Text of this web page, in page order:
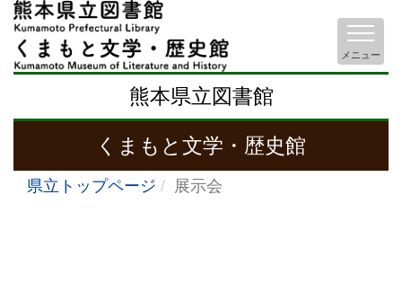
熊本県立図書館
くまもと文学・歴史館
メニュー
県立トップページ 展示会